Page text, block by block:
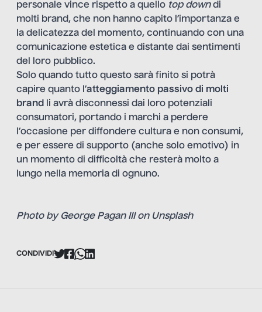
personale vince rispetto a quello top downdi
molti brand, che non hanno capito l’importanza e
la delicatezza del momento, continuando con una
comunicazione estetica e distante dai sentimenti
del loro pubblico.
Solo quando tutto questo sarà finito si potrà
capire quanto l’atteggiamento passivo di molti
brand li avrà disconnessi dai loro potenziali
consumatori, portando i marchi a perdere
l’occasione per diffondere cultura e non consumi,
e per essere di supporto (anche solo emotivo) in
un momento di difficoltà che resterà molto a
lungo nella memoria di ognuno.
Photo by George Pagan IIIon Unsplash
CONDIVIDI